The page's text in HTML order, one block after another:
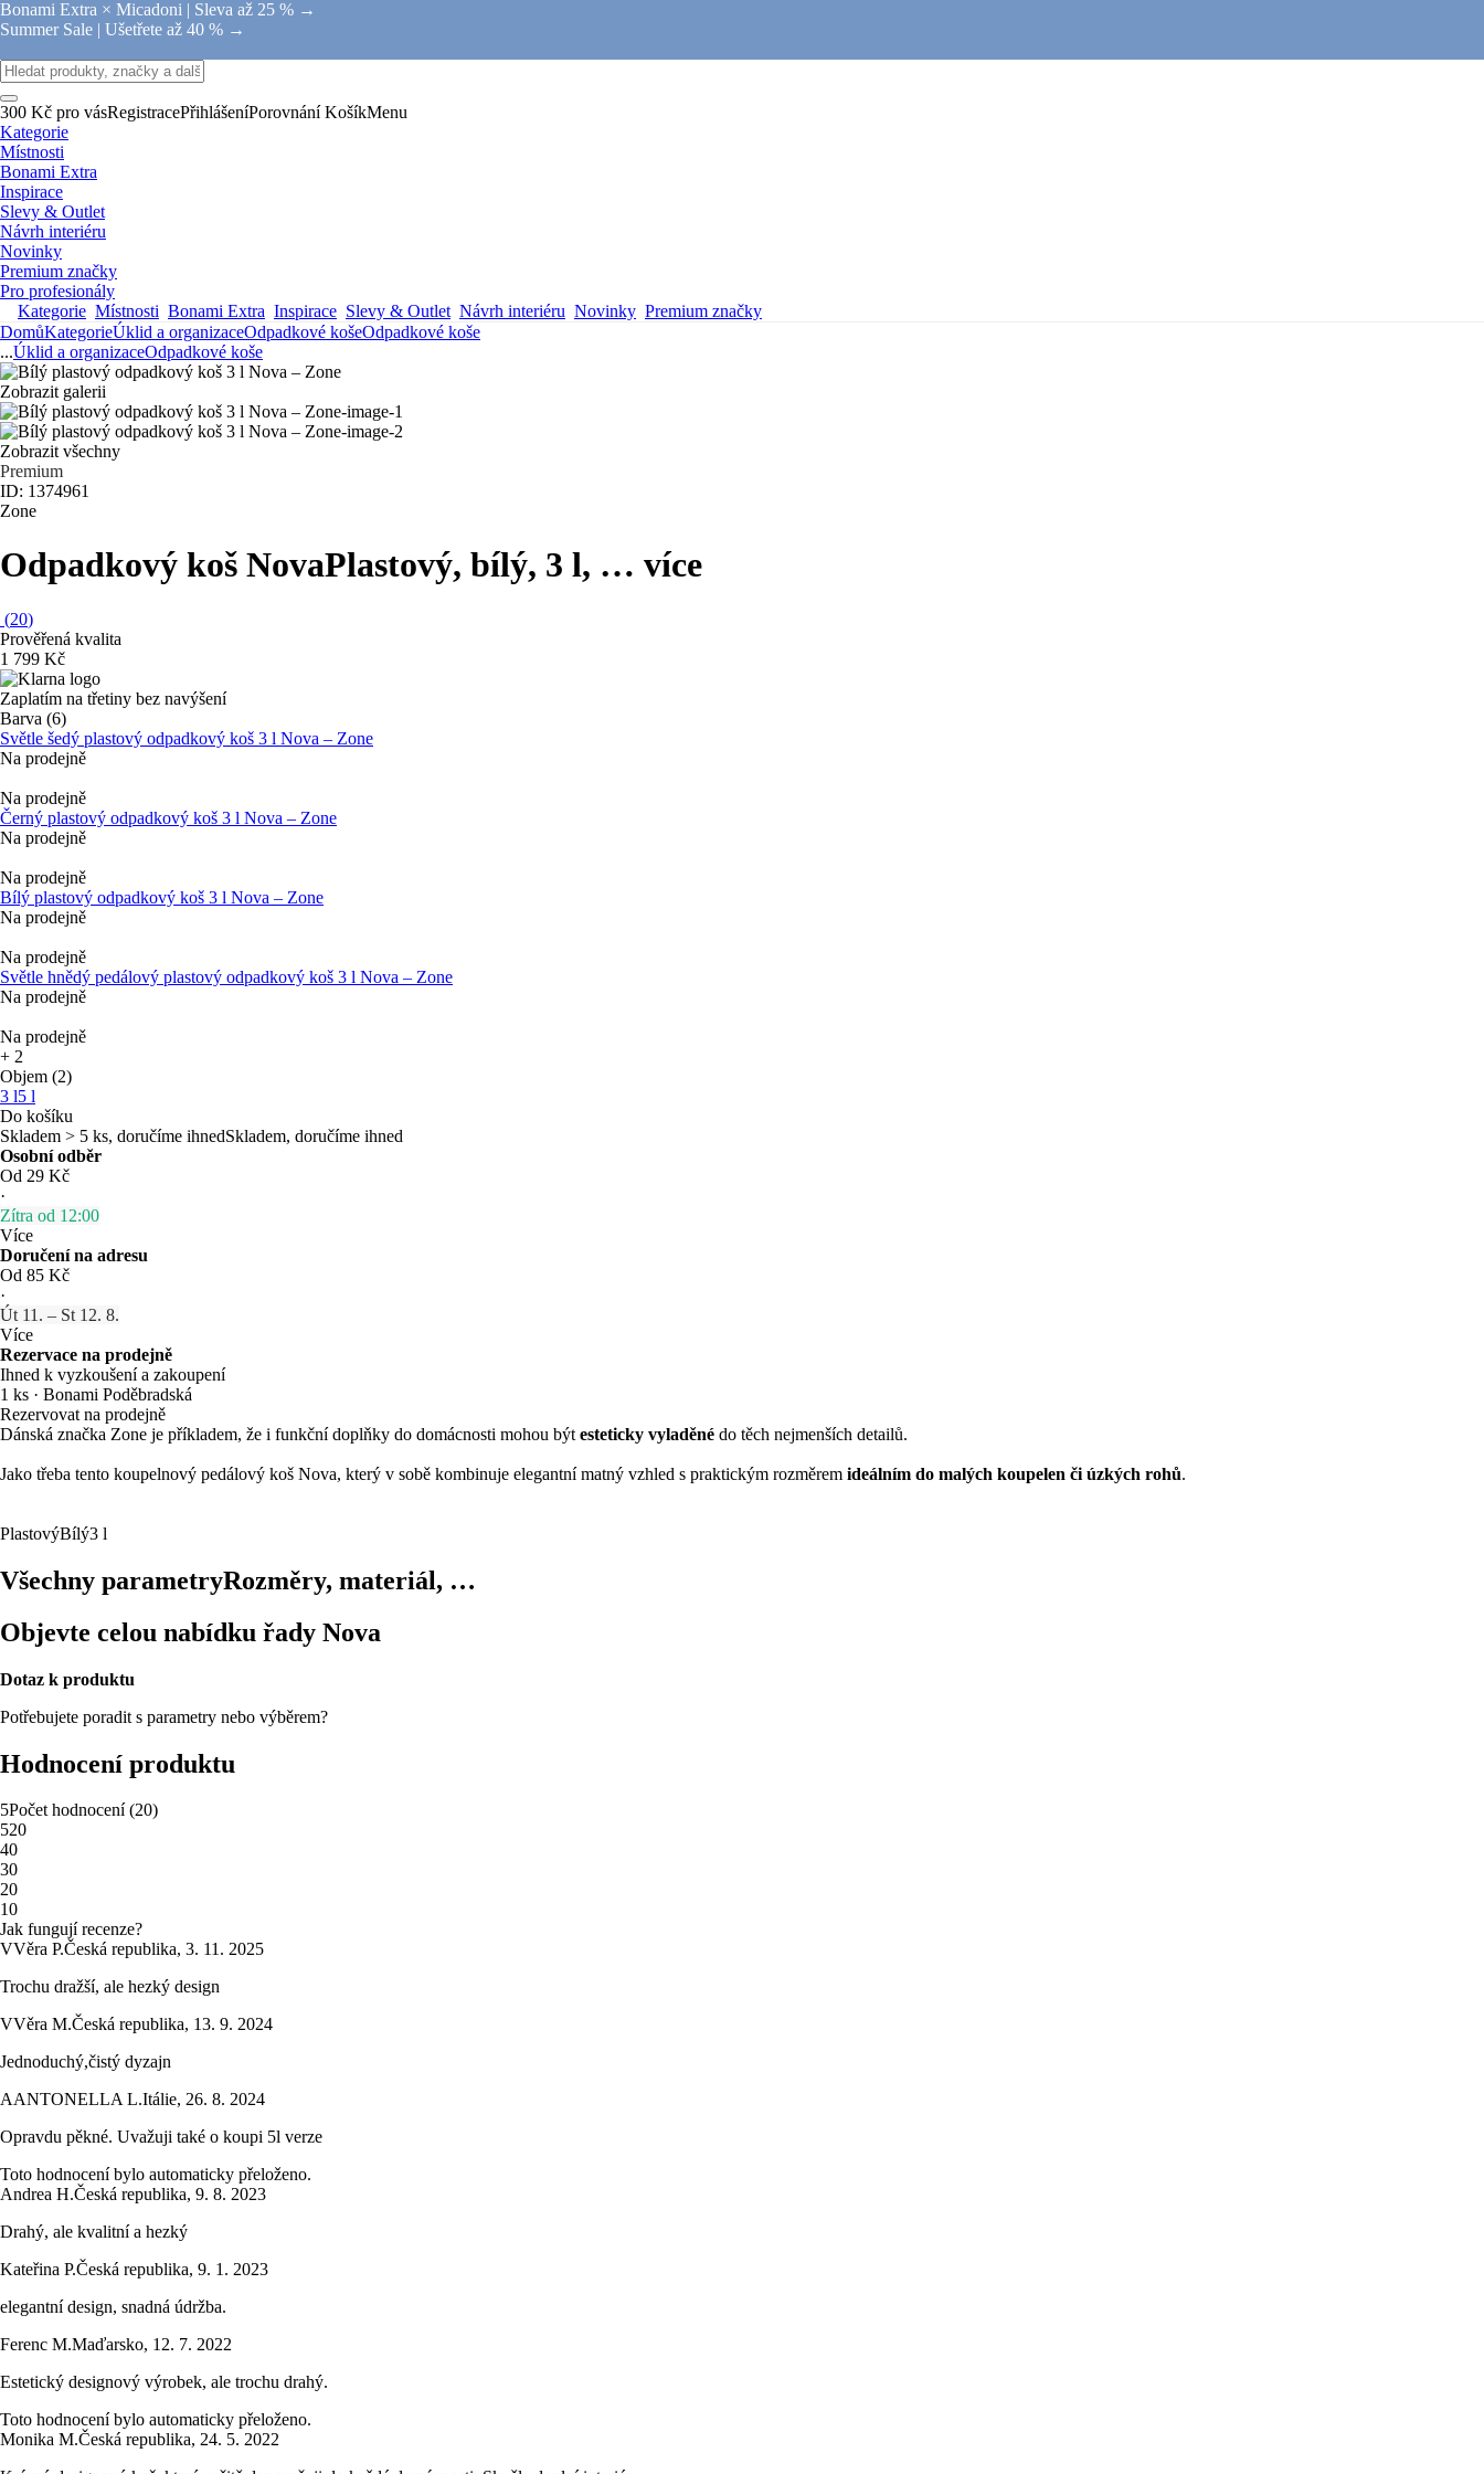
Bonami Extra × Micadoni | Sleva až 25 % →
Summer Sale | Ušetřete až 40 % →
300 Kč pro vásRegistracePřihlášeníPorovnání KošíkMenu
Kategorie
Místnosti
Bonami Extra
Inspirace
Slevy & Outlet
Návrh interiéru
Novinky
Premium značky
Pro profesionály
Kategorie Místnosti Bonami Extra Inspirace Slevy & Outlet Návrh interiéru Novinky Premium značky
DomůKategorieÚklid a organizaceOdpadkové košeOdpadkové koše
...Úklid a organizaceOdpadkové koše
Zobrazit galerii
Zobrazit všechny
Premium
ID: 1374961
Zone
Odpadkový koš NovaPlastový, bílý, 3 l, … více
(20)
Prověřená kvalita
1 799 Kč
Zaplatím na třetiny bez navýšení
Barva (6)
Světle šedý plastový odpadkový koš 3 l Nova – Zone
Na prodejně
Na prodejně
Černý plastový odpadkový koš 3 l Nova – Zone
Na prodejně
Na prodejně
Bílý plastový odpadkový koš 3 l Nova – Zone
Na prodejně
Na prodejně
Světle hnědý pedálový plastový odpadkový koš 3 l Nova – Zone
Na prodejně
Na prodejně
+ 2
Objem (2)
3 l5 l
Do košíku
Skladem > 5 ks, doručíme ihnedSkladem, doručíme ihned
Osobní odběr
Od 29 Kč
·
Zítra od 12:00
Více
Doručení na adresu
Od 85 Kč
·
Út 11. – St 12. 8.
Více
Rezervace na prodejně
Ihned k vyzkoušení a zakoupení
1 ks · Bonami Poděbradská
Rezervovat na prodejně
Dánská značka Zone je příkladem, že i funkční doplňky do domácnosti mohou být esteticky vyladěné do těch nejmenších detailů.
Jako třeba tento koupelnový pedálový koš Nova, který v sobě kombinuje elegantní matný vzhled s praktickým rozměrem ideálním do malých koupelen či úzkých rohů.
PlastovýBílý3 l
Všechny parametryRozměry, materiál, …
Objevte celou nabídku řady Nova
Dotaz k produktu
Potřebujete poradit s parametry nebo výběrem?
Hodnocení produktu
5Počet hodnocení(20)
520
40
30
20
10
Jak fungují recenze?
VVěra P.Česká republika, 3. 11. 2025
Trochu dražší, ale hezký design
VVěra M.Česká republika, 13. 9. 2024
Jednoduchý,čistý dyzajn
AANTONELLA L.Itálie, 26. 8. 2024
Opravdu pěkné. Uvažuji také o koupi 5l verze
Toto hodnocení bylo automaticky přeloženo.
Andrea H.Česká republika, 9. 8. 2023
Drahý, ale kvalitní a hezký
Kateřina P.Česká republika, 9. 1. 2023
elegantní design, snadná údržba.
Ferenc M.Maďarsko, 12. 7. 2022
Estetický designový výrobek, ale trochu drahý.
Toto hodnocení bylo automaticky přeloženo.
Monika M.Česká republika, 24. 5. 2022